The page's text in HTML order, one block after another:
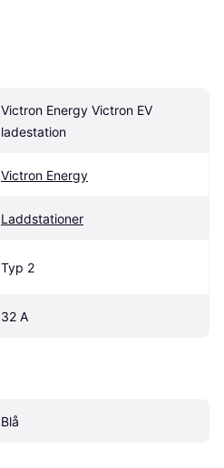
Victron Energy Victron EV
ladestation
Victron Energy
Laddstationer
Typ 2
32 A
Blå